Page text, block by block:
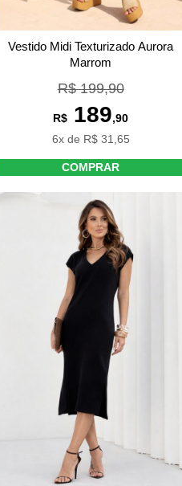
Vestido Midi Texturizado Aurora
Marrom
R$ 199,90
R$ 189,90
6x de R$ 31,65
COMPRAR